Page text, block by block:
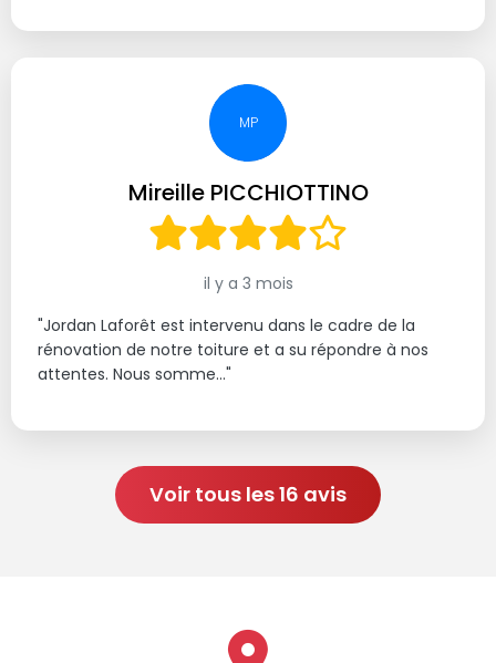
MP
Mireille PICCHIOTTINO
il y a 3 mois
"Jordan Laforêt est intervenu dans le cadre de la
rénovation de notre toiture et a su répondre à nos
attentes. Nous somme..."
Voir tous les 16 avis